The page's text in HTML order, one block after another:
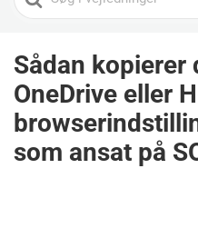
For
Sådan kopierer
OneDrive eller
som ansat på